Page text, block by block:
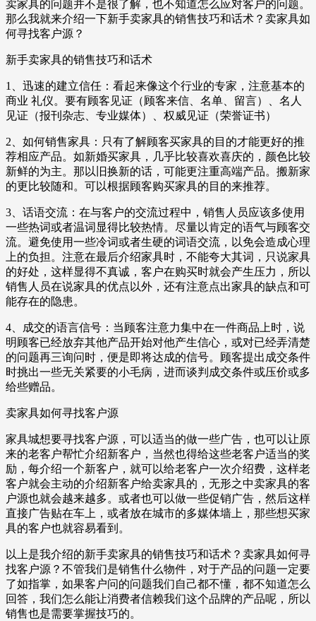
卖家具的问题并不是很了解，也不知道怎么应对客户的问题。
那么我就来介绍一下新手卖家具的销售技巧和话术？卖家具如
何寻找客户源？
新手卖家具的销售技巧和话术
1、迅速的建立信任：看起来像这个行业的专家，注意基本的
商业 礼仪。要有顾客见证（顾客来信、名单、留言）、名人
见证（报刊杂志、专业媒体）、权威见证（荣誉证书）
2、如何销售家具：只有了解顾客买家具的目的才能更好的推
荐相应产品。如新婚买家具，几乎比较喜欢喜庆的，颜色比较
新鲜的为主。那以旧换新的话，可能更注重高端产品。搬新家
的更比较随和。可以根据顾客购买家具的目的来推荐。
3、话语交流：在与客户的交流过程中，销售人员应该多使用
一些热词或者温词显得比较热情。尽量以肯定的语气与顾客交
流。避免使用一些冷词或者生硬的词语交流，以免会造成心理
上的负担。注意在最后介绍家具时，不能夸大其词，只说家具
的好处，这样显得不真诚，客户在购买时就会产生压力，所以
销售人员在说家具的优点以外，还有注意点出家具的缺点和可
能存在的隐患。
4、成交的语言信号：当顾客注意力集中在一件商品上时，说
明顾客已经放弃其他产品开始对他产生信心，或对已经弄清楚
的问题再三询问时，便是即将达成的信号。顾客提出成交条件
时挑出一些无关紧要的小毛病，进而谈判成交条件或压价或多
给些赠品。
卖家具如何寻找客户源
家具城想要寻找客户源，可以适当的做一些广告，也可以让原
来的老客户帮忙介绍新客户，当然也得给这些老客户适当的奖
励，每介绍一个新客户，就可以给老客户一次介绍费，这样老
客户就会主动的介绍新客户给卖家具的，无形之中卖家具的客
户源也就会越来越多。或者也可以做一些促销广告，然后这样
直接广告贴在车上，或者放在城市的多媒体墙上，那些想买家
具的客户也就容易看到。
以上是我介绍的新手卖家具的销售技巧和话术？卖家具如何寻
找客户源？不管我们是销售什么物件，对于产品的问题一定要
了如指掌，如果客户问的问题我们自己都不懂，都不知道怎么
回答，我们怎么能让消费者信赖我们这个品牌的产品呢，所以
销售也是需要掌握技巧的。